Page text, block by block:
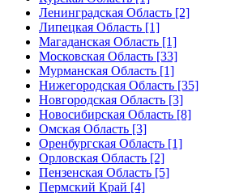
Ленинградская Область [2]
Липецкая Область [1]
Магаданская Область [1]
Московская Область [33]
Мурманская Область [1]
Нижегородская Область [35]
Новгородская Область [3]
Новосибирская Область [8]
Омская Область [3]
Оренбургская Область [1]
Орловская Область [2]
Пензенская Область [5]
Пермский Край [4]